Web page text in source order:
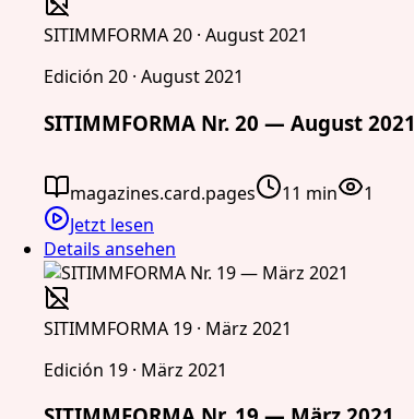
SITIMMFORMA 20 · August 2021
Edición 20 · August 2021
SITIMMFORMA Nr. 20 — August 2021
magazines.card.pages 11 min
1
Jetzt lesen
Details ansehen
SITIMMFORMA 19 · März 2021
Edición 19 · März 2021